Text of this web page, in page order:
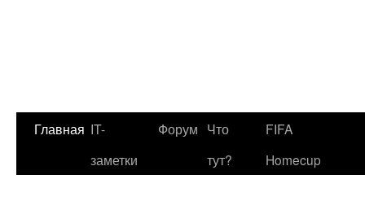
Главная IT-
заметки
Форум Что
тут?
FIFA
Homecup